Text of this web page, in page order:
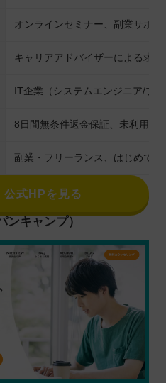
オンラインセミナー、副業サポー
キャリアアドバイザーによる求人
IT企業（システムエンジニア/プ
8日間無条件返金保証、未利用期
副業・フリーランス、はじめて
公式HPを見る
ンキャンプ）